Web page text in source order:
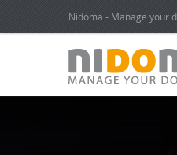
Nidoma - Manage your